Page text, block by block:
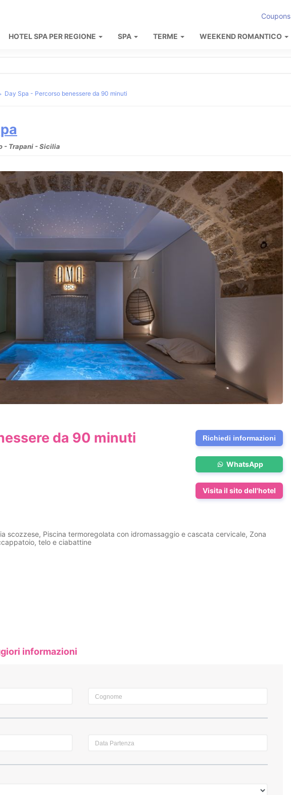
Coupons
HOTEL SPA PER REGIONE SPA TERME WEEKEND ROMANTICO
Day Spa - Percorso benessere da 90 minuti
- Trapani - Sicilia
da 90 minuti Richiedi informazioni
WhatsApp
Visita il sito dell'hotel
scozzese, Piscina termoregolata con idromassaggio e cascata cervicale, Zona
telo e ciabattine
informazioni